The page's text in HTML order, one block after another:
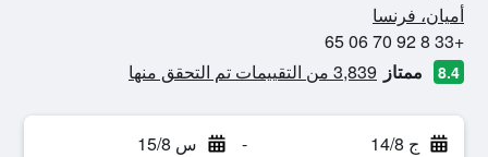
أميان، فرنسا
+33 8 92 70 06 65
8.4 ممتاز 3,839 من التقييمات تم التحقق منها
ج 14/8 - س 15/8